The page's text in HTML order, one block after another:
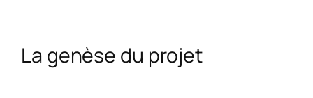
La genèse du projet